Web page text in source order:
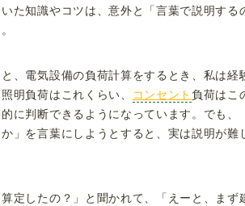
た知識やコツは、意外と「言葉で説明する
、電気設備の負荷計算をするとき、私は経
明負荷はこれくらい、
コンセント 負荷はこ
に判断できるようになっています。でも、
か」を言葉にしようとすると、実は説明が難
定したの？」と聞かれて、「えーと、まず